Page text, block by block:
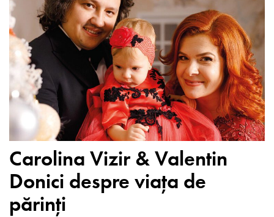
Carolina Vizir & Valentin
Donici despre viața de
părinți